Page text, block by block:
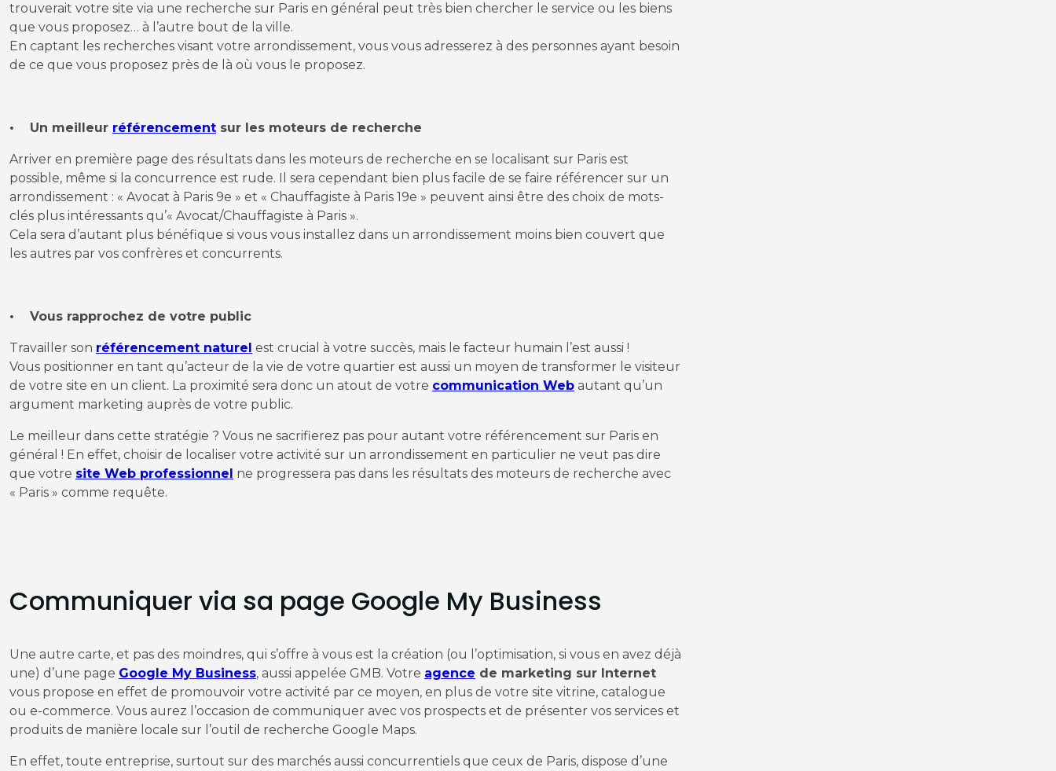
trouverait votre site via une recherche sur Paris en général peut très bien chercher le service ou les biens
que vous proposez… à l’autre bout de la ville.
En captant les recherches visant votre arrondissement, vous vous adresserez à des personnes ayant besoin
de ce que vous proposez près de là où vous le proposez.
• Un meilleur référencement sur les moteurs de recherche
Arriver en première page des résultats dans les moteurs de recherche en se localisant sur Paris est
possible, même si la concurrence est rude. Il sera cependant bien plus facile de se faire référencer sur un
arrondissement : « Avocat à Paris 9e » et « Chauffagiste à Paris 19e » peuvent ainsi être des choix de mots-
clés plus intéressants qu’« Avocat/Chauffagiste à Paris ».
Cela sera d’autant plus bénéfique si vous vous installez dans un arrondissement moins bien couvert que
les autres par vos confrères et concurrents.
• Vous rapprochez de votre public
Travailler son référencement naturel est crucial à votre succès, mais le facteur humain l’est aussi !
Vous positionner en tant qu’acteur de la vie de votre quartier est aussi un moyen de transformer le visiteur
de votre site en un client. La proximité sera donc un atout de votre communication Web autant qu’un
argument marketing auprès de votre public.
Le meilleur dans cette stratégie ? Vous ne sacrifierez pas pour autant votre référencement sur Paris en
général ! En effet, choisir de localiser votre activité sur un arrondissement en particulier ne veut pas dire
que votre site Web professionnel ne progressera pas dans les résultats des moteurs de recherche avec
« Paris » comme requête.
Communiquer via sa page Google My Business
Une autre carte, et pas des moindres, qui s’offre à vous est la création (ou l’optimisation, si vous en avez déjà
une) d’une page Google My Business, aussi appelée GMB. Votre agence de marketing sur Internet
vous propose en effet de promouvoir votre activité par ce moyen, en plus de votre site vitrine, catalogue
ou e-commerce. Vous aurez l’occasion de communiquer avec vos prospects et de présenter vos services et
produits de manière locale sur l’outil de recherche Google Maps.
En effet, toute entreprise, surtout sur des marchés aussi concurrentiels que ceux de Paris, dispose d’une